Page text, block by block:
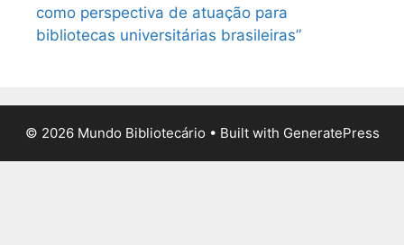
como perspectiva de atuação para
bibliotecas universitárias brasileiras”
© 2026 Mundo Bibliotecário • Built with GeneratePress